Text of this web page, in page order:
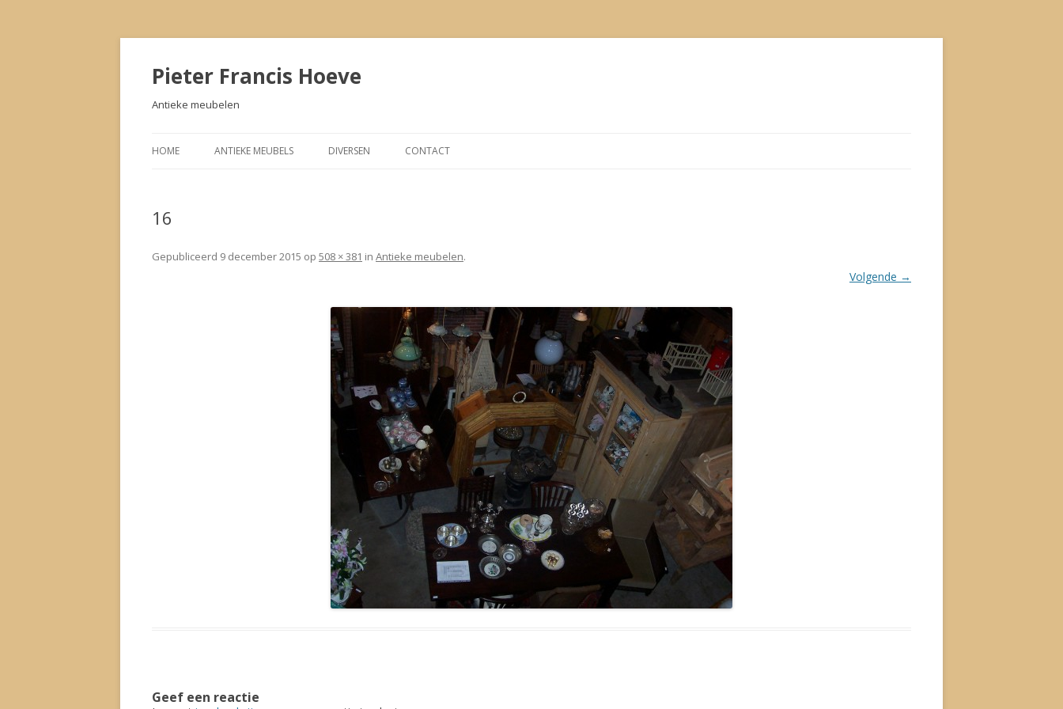
Pieter Francis Hoeve
Antieke meubelen
HOME ANTIEKE MEUBELS DIVERSEN CONTACT
16
Gepubliceerd 9 december 2015 op 508 × 381 in Antieke meubelen.
Volgende →
Geef een reactie